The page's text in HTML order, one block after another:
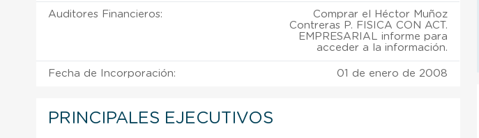
Auditores Financieros:
Comprar el Héctor Muñoz
Contreras P. FISICA CON ACT.
EMPRESARIAL informe para
acceder a la información.
Fecha de Incorporación: 01 de enero de 2008
PRINCIPALES EJECUTIVOS